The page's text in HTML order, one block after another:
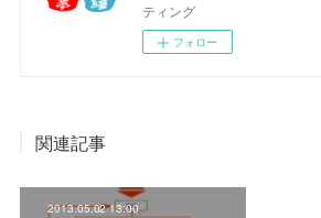
ティング
フォロー
関連記事
2013.05.02 13:00